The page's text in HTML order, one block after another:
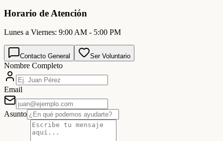
Horario de Atención
Lunes a Viernes: 9:00 AM - 5:00 PM
Contacto General Ser Voluntario
Nombre Completo
Email
Asunto